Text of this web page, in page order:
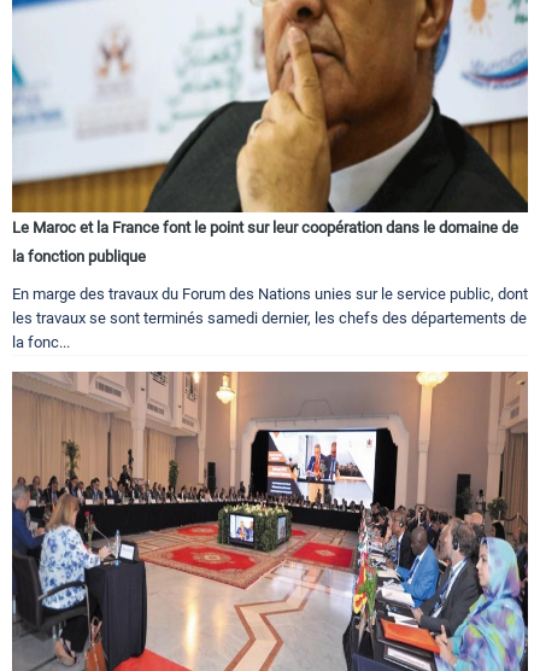
Le Maroc et la France font le point sur leur coopération dans le domaine de
la fonction publique
En marge des travaux du Forum des Nations unies sur le service public, dont
les travaux se sont terminés samedi dernier, les chefs des départements de
la fonc...